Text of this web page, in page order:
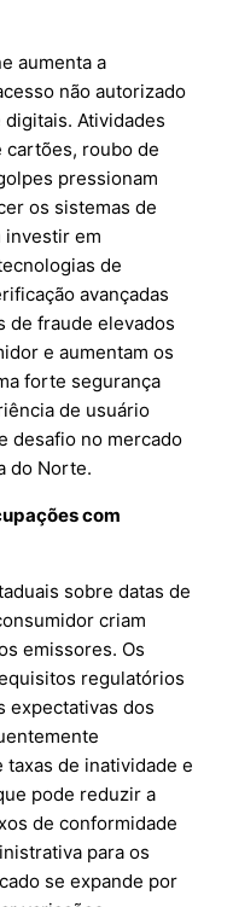
aumenta a
não autorizado
Atividades
cartões, roubo de
pressionam
os sistemas de
investir em
de
avançadas
de fraude elevados
e aumentam os
forte segurança
de usuário
desafio no mercado
do Norte.
com
sobre datas de
criam
emissores. Os
regulatórios
expectativas dos
de inatividade e
pode reduzir a
de conformidade
para os
se expande por